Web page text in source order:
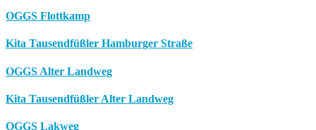
OGGS Flottkamp
Kita Tausendfüßler Hamburger Straße
OGGS Alter Landweg
Kita Tausendfüßler Alter Landweg
OGGS Lakweg